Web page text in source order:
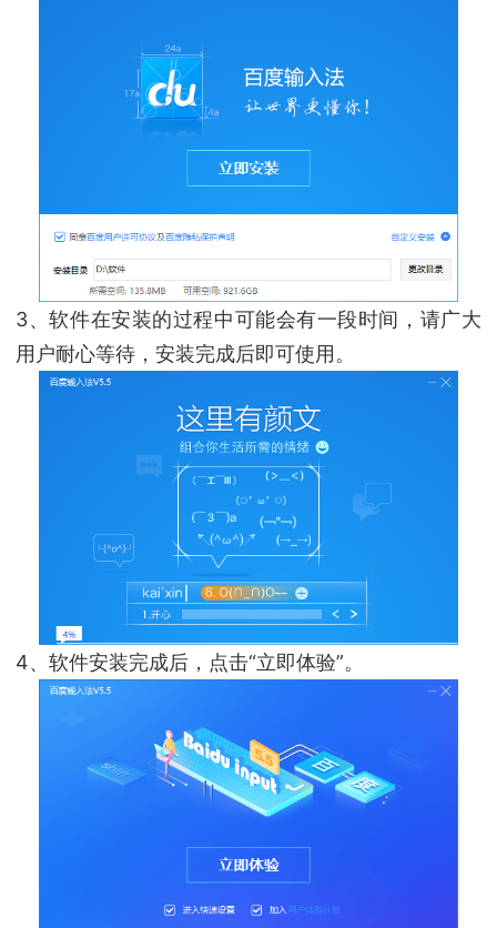
3、软件在安装的过程中可能会有一段时间，请广大
用户耐心等待，安装完成后即可使用。
4、软件安装完成后，点击“立即体验”。